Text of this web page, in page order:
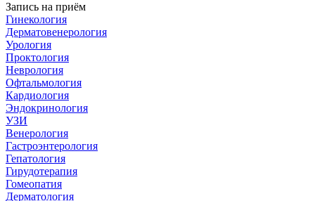
Запись на приём
Гинекология
Дерматовенерология
Урология
Проктология
Неврология
Офтальмология
Кардиология
Эндокринология
УЗИ
Венерология
Гастроэнтерология
Гепатология
Гирудотерапия
Гомеопатия
Дерматология